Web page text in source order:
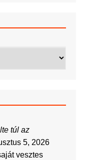
túl az
5, 2026
vesztes